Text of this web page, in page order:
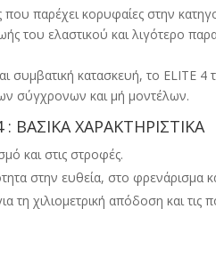
που παρέχει κορυφαίες στην
του ελαστικού και λιγότερο
συμβατική κατασκευή, το ELITE 4
σύγχρονων και μή μοντέλων.
: ΒΑΣΙΚΑ ΧΑΡΑΚΤΗΡΙΣΤΙΚΑ
και στις στροφές.
στην ευθεία, στο φρενάρισμα
τη χιλιομετρική απόδοση και τις